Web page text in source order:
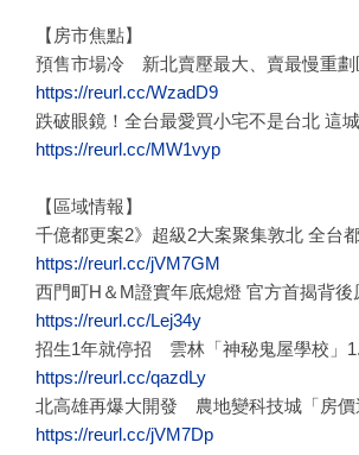
【房市焦點】
預售市場冷 新北賣壓最大、賣最慢重劃
https://reurl.cc/WzadD9
跌破眼鏡！全台最愛買小宅不是台北 這
https://reurl.cc/MW1vyp
【區域情報】
千億都更案2》超級2大案聚集敦北 全台
https://reurl.cc/jVM7GM
西門町H＆M證實年底熄燈 官方首揭背後
https://reurl.cc/Lej34y
招生1年就停招 雲林「神秘鬼屋學校」
https://reurl.cc/qazdLy
北高雄再爆大開發 農地變科技城「房價
https://reurl.cc/jVM7Dp